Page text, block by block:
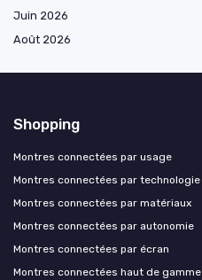
Juin 2026
Août 2026
Shopping
Montres connectées par usage
Montres connectées par technologie
Montres connectées par matériaux
Montres connectées par autonomie
Montres connectées par écran
Montres connectées haut de gamme